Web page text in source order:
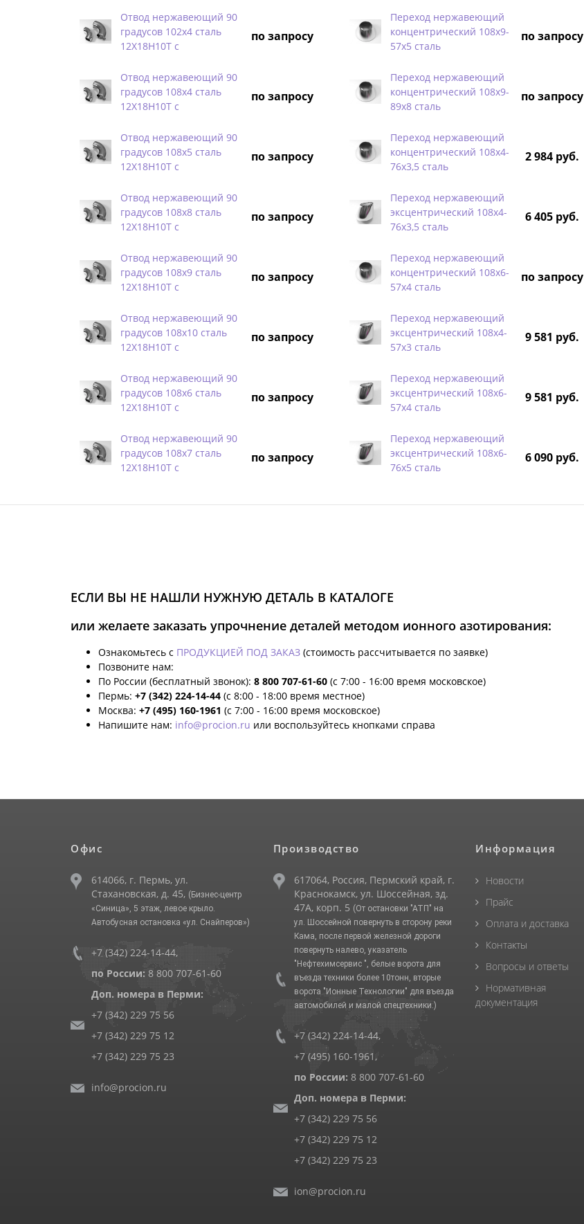
Отвод нержавеющий 90
градусов 102х4 сталь
12Х18Н10Т с
по запросу
Отвод нержавеющий 90
градусов 108х4 сталь
12Х18Н10Т с
по запросу
Отвод нержавеющий 90
градусов 108х5 сталь
12Х18Н10Т с
по запросу
Отвод нержавеющий 90
градусов 108х8 сталь
12Х18Н10Т с
по запросу
Отвод нержавеющий 90
градусов 108х9 сталь
12Х18Н10Т с
по запросу
Отвод нержавеющий 90
градусов 108х10 сталь
12Х18Н10Т с
по запросу
Отвод нержавеющий 90
градусов 108х6 сталь
12Х18Н10Т с
по запросу
Отвод нержавеющий 90
градусов 108х7 сталь
12Х18Н10Т с
по запросу
Переход нержавеющий
концентрический 108х9-
57х5 сталь
по запросу
Переход нержавеющий
концентрический 108х9-
89х8 сталь
по запросу
Переход нержавеющий
концентрический 108х4-
76х3,5 сталь
2 984 руб.
Переход нержавеющий
эксцентрический 108х4-
76х3,5 сталь
6 405 руб.
Переход нержавеющий
концентрический 108х6-
57х4 сталь
по запросу
Переход нержавеющий
эксцентрический 108х4-
57х3 сталь
9 581 руб.
Переход нержавеющий
эксцентрический 108х6-
57х4 сталь
9 581 руб.
Переход нержавеющий
эксцентрический 108х6-
76х5 сталь
6 090 руб.
ЕСЛИ ВЫ НЕ НАШЛИ НУЖНУЮ ДЕТАЛЬ В КАТАЛОГЕ
или желаете заказать упрочнение деталей методом ионного азотирования:
Ознакомьтесь с ПРОДУКЦИЕЙ ПОД ЗАКАЗ (стоимость рассчитывается по заявке)
Позвоните нам:
По России (бесплатный звонок): 8 800 707-61-60 (с 7:00 - 16:00 время московское)
Пермь: +7 (342) 224-14-44 (с 8:00 - 18:00 время местное)
Москва: +7 (495) 160-1961 (с 7:00 - 16:00 время московское)
Напишите нам: info@procion.ru или воспользуйтесь кнопками справа
Офис
614066, г. Пермь, ул.
Стахановская, д. 45, (Бизнес-центр
«Синица», 5 этаж, левое крыло.
Автобусная остановка «ул. Снайперов»)
+7 (342) 224-14-44,
по России: 8 800 707-61-60
Доп. номера в Перми:
+7 (342) 229 75 56
+7 (342) 229 75 12
+7 (342) 229 75 23
info@procion.ru
Производство
617064, Россия, Пермский край, г.
Краснокамск, ул. Шоссейная, зд.
47А, корп. 5 (От остановки "АТП" на
ул. Шоссейной повернуть в сторону реки
Кама, после первой железной дороги
повернуть налево, указатель
"Нефтехимсервис ", белые ворота для
въезда техники более 10тонн, вторые
ворота "Ионные Технологии" для въезда
автомобилей и малой спецтехники.)
+7 (342) 224-14-44,
+7 (495) 160-1961 ,
по России: 8 800 707-61-60
Доп. номера в Перми:
+7 (342) 229 75 56
+7 (342) 229 75 12
+7 (342) 229 75 23
ion@procion.ru
Информация
Новости
Прайс
Оплата и доставка
Контакты
Вопросы и ответы
Нормативная
документация